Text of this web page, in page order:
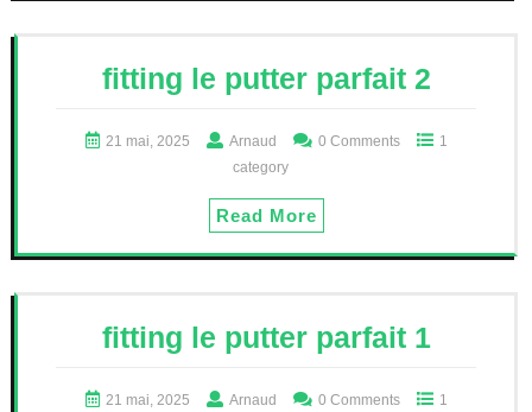
fitting le putter parfait 2
21 mai, 2025 Arnaud 0 Comments
1
category
Read More
fitting le putter parfait 1
21 mai, 2025 Arnaud 0 Comments
1